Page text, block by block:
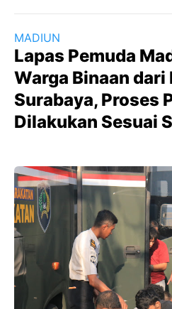
MADIUN
Lapas Pemuda
Warga Binaan dari
Surabaya, Proses
Dilakukan Sesuai